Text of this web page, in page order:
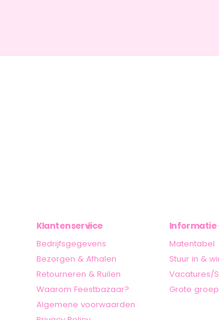
Klantenservice
Bedrijfsgegevens
Bezorgen & Afhalen
Retourneren & Ruilen
Waarom Feestbazaar?
Algemene voorwaarden
Informatie
Matentabel
Stuur in &
Vacatures/
Grote